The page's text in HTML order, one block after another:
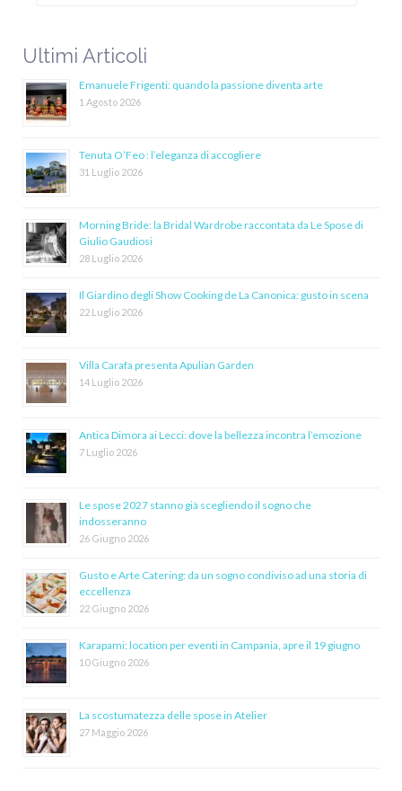
Ultimi Articoli
Emanuele Frigenti: quando la passione diventa arte
1 Agosto 2026
Tenuta O’Feo : l’eleganza di accogliere
31 Luglio 2026
Morning Bride: la Bridal Wardrobe raccontata da Le Spose di
Giulio Gaudiosi
28 Luglio 2026
Il Giardino degli Show Cooking de La Canonica: gusto in scena
22 Luglio 2026
Villa Carafa presenta Apulian Garden
14 Luglio 2026
Antica Dimora ai Lecci: dove la bellezza incontra l’emozione
7 Luglio 2026
Le spose 2027 stanno già scegliendo il sogno che
indosseranno
26 Giugno 2026
Gusto e Arte Catering: da un sogno condiviso ad una storia di
eccellenza
22 Giugno 2026
Karapami: location per eventi in Campania, apre il 19 giugno
10 Giugno 2026
La scostumatezza delle spose in Atelier
27 Maggio 2026